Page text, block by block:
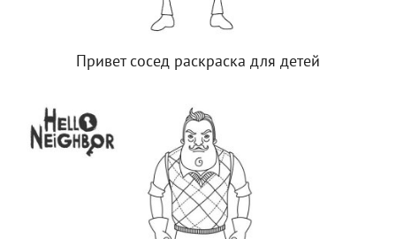
Привет сосед раскраска для детей